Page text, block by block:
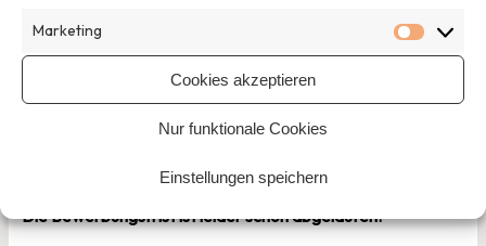
Marketing
Cookies akzeptieren
Nur funktionale Cookies
Einstellungen speichern
Woche 14-18: Teil 3: Von der Planung zu mehr Wirkung.
Die nächsten Schritte im Transfer.
Weitere Informationen zu den Inhalten und zum Ablauf
Die Bewerbungsfrist ist leider schon abgelaufen.